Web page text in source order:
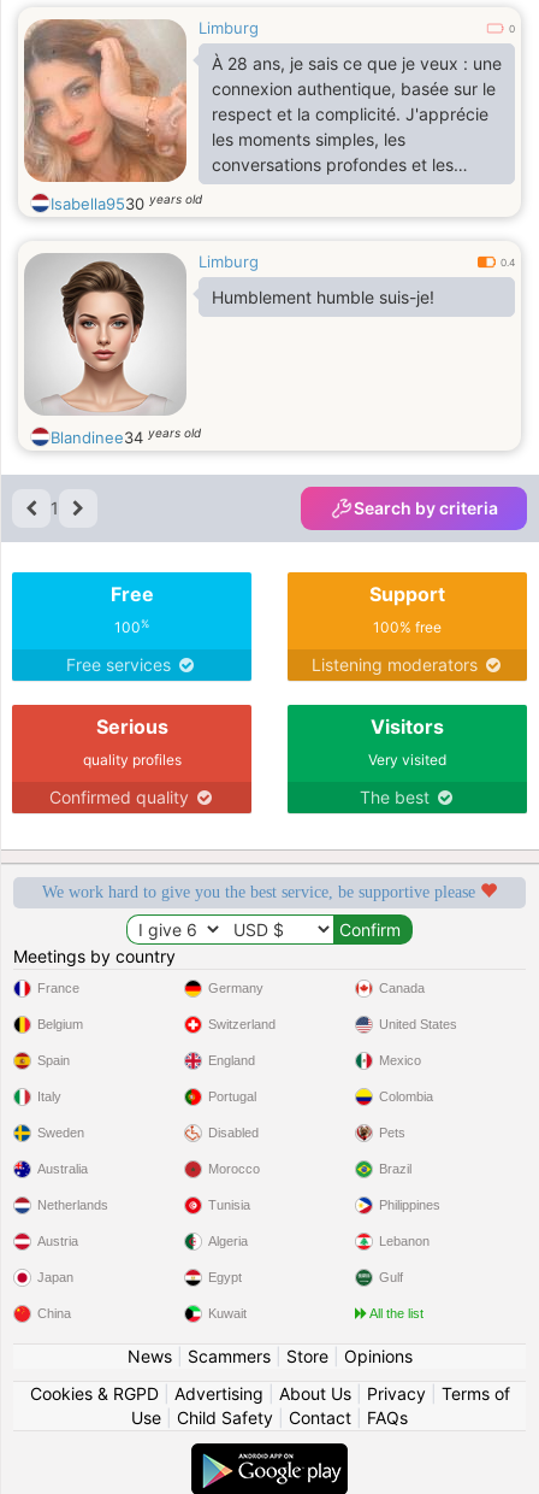
Limburg 0
À 28 ans, je sais ce que je veux : une
connexion authentique, basée sur le
respect et la complicité. J'apprécie
les moments simples, les
conversations profondes et les
personnes qui ont une vision du
monde. Si vous êtes quelqu'un
à me contacter.
Isabella9530 years old
Limburg 0.4
Humblement humble suis-je!
Blandinee34 years old
1 Search by criteria
Free
100%
Free services
Support
100% free
Listening moderators
Serious
quality profiles
Confirmed quality
Visitors
Very visited
The best
We work hard to give you the best service, be supportive please
Meetings by country
France
Belgium
Spain
Italy
Sweden
Germany
Switzerland
England
Portugal
Disabled
Canada
United States
Mexico
Colombia
Pets
Australia
Netherlands
Austria
Japan
China
Morocco
Tunisia
Algeria
Egypt
Kuwait
Brazil
Philippines
Lebanon
Gulf
All the list
News| Scammers| Store| Opinions
Cookies & RGPD| Advertising About Us| Privacy| Terms of
Use
Child Safety Contact FAQs